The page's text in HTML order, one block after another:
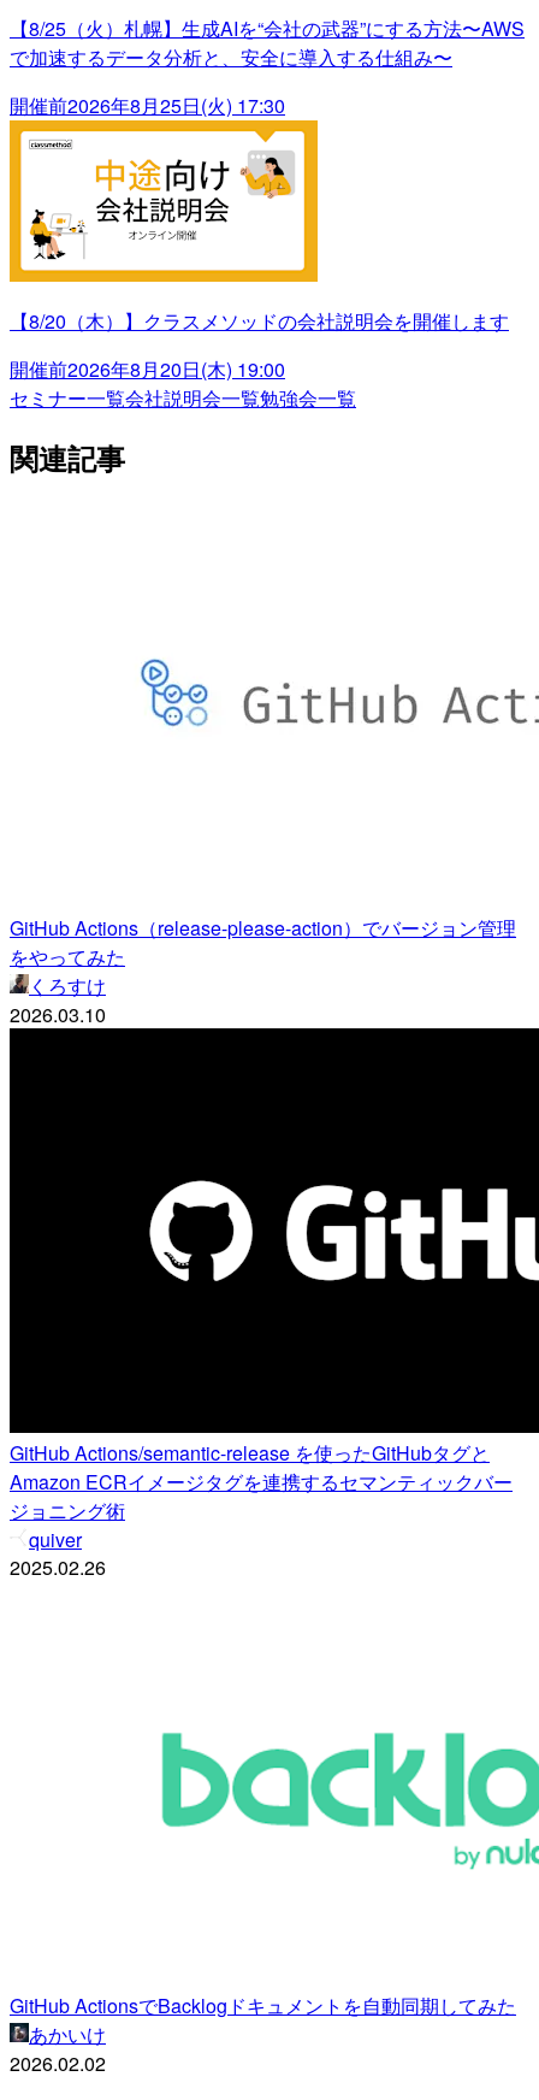
【8/25（火）札幌】生成AIを“会社の武器”にする方法〜AWS
で加速するデータ分析と、安全に導入する仕組み〜
開催前2026年8月25日(火) 17:30
【8/20（木）】クラスメソッドの会社説明会を開催します
開催前2026年8月20日(木) 19:00
セミナー一覧会社説明会一覧勉強会一覧
関連記事
GitHub Actions（release-please-action）でバージョン管理
をやってみた
くろすけ
2026.03.10
GitHub Actions/semantic-release を使ったGitHubタグと
Amazon ECRイメージタグを連携するセマンティックバー
ジョニング術
quiver
2025.02.26
GitHub ActionsでBacklogドキュメントを自動同期してみた
あかいけ
2026.02.02